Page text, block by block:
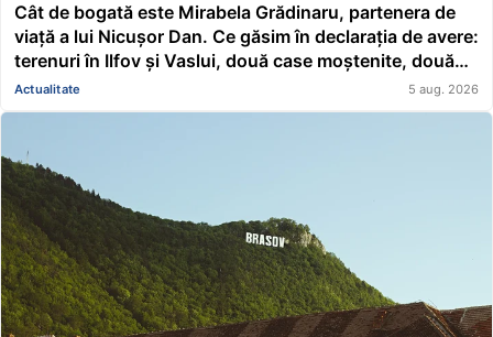
Cât de bogată este Mirabela Grădinaru, partenera de
viață a lui Nicușor Dan. Ce găsim în declarația de avere:
terenuri în Ilfov și Vaslui, două case moștenite, două
mașini, acțiuni Renault și un împrumut de peste
116.000 de lei acordat unei asociații
Actualitate 5 aug. 2026